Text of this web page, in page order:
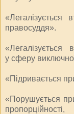
«Легалізується
правосуддя».
«Легалізується
у сферу
«Підривається
«Порушується